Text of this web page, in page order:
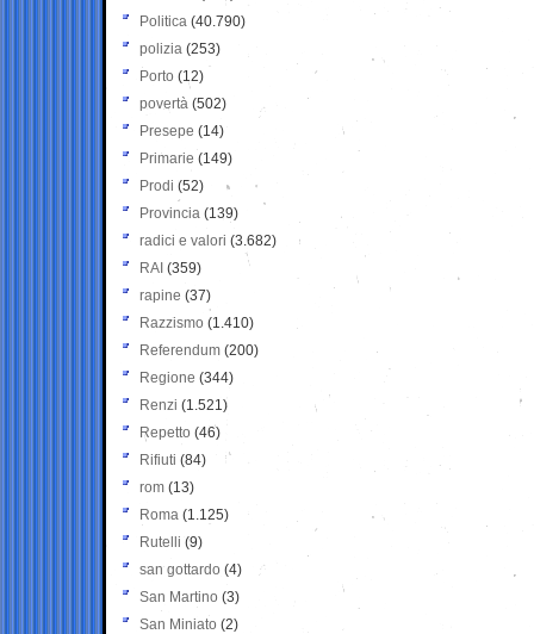
Politica (40.790)
polizia (253)
Porto (12)
povertà (502)
Presepe (14)
Primarie (149)
Prodi (52)
Provincia (139)
radici e valori (3.682)
RAI (359)
rapine (37)
Razzismo (1.410)
Referendum (200)
Regione (344)
Renzi (1.521)
Repetto (46)
Rifiuti (84)
rom (13)
Roma (1.125)
Rutelli (9)
san gottardo (4)
San Martino (3)
San Miniato (2)